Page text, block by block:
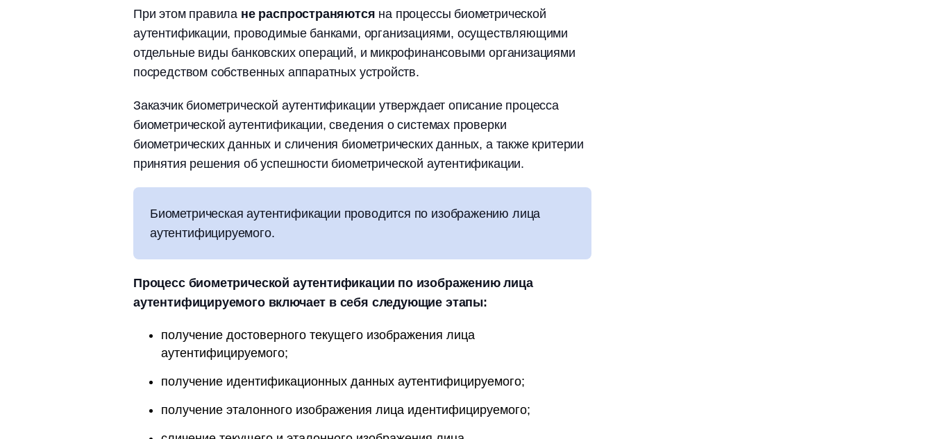
При этом правила не распространяются на процессы биометрической
аутентификации, проводимые банками, организациями, осуществляющими
отдельные виды банковских операций, и микрофинансовыми организациями
посредством собственных аппаратных устройств.
Заказчик биометрической аутентификации утверждает описание процесса
биометрической аутентификации, сведения о системах проверки
биометрических данных и сличения биометрических данных, а также критерии
принятия решения об успешности биометрической аутентификации.
Биометрическая аутентификации проводится по изображению лица
аутентифицируемого.
Процесс биометрической аутентификации по изображению лица
аутентифицируемого включает в себя следующие этапы:
получение достоверного текущего изображения лица
аутентифицируемого;
получение идентификационных данных аутентифицируемого;
получение эталонного изображения лица идентифицируемого;